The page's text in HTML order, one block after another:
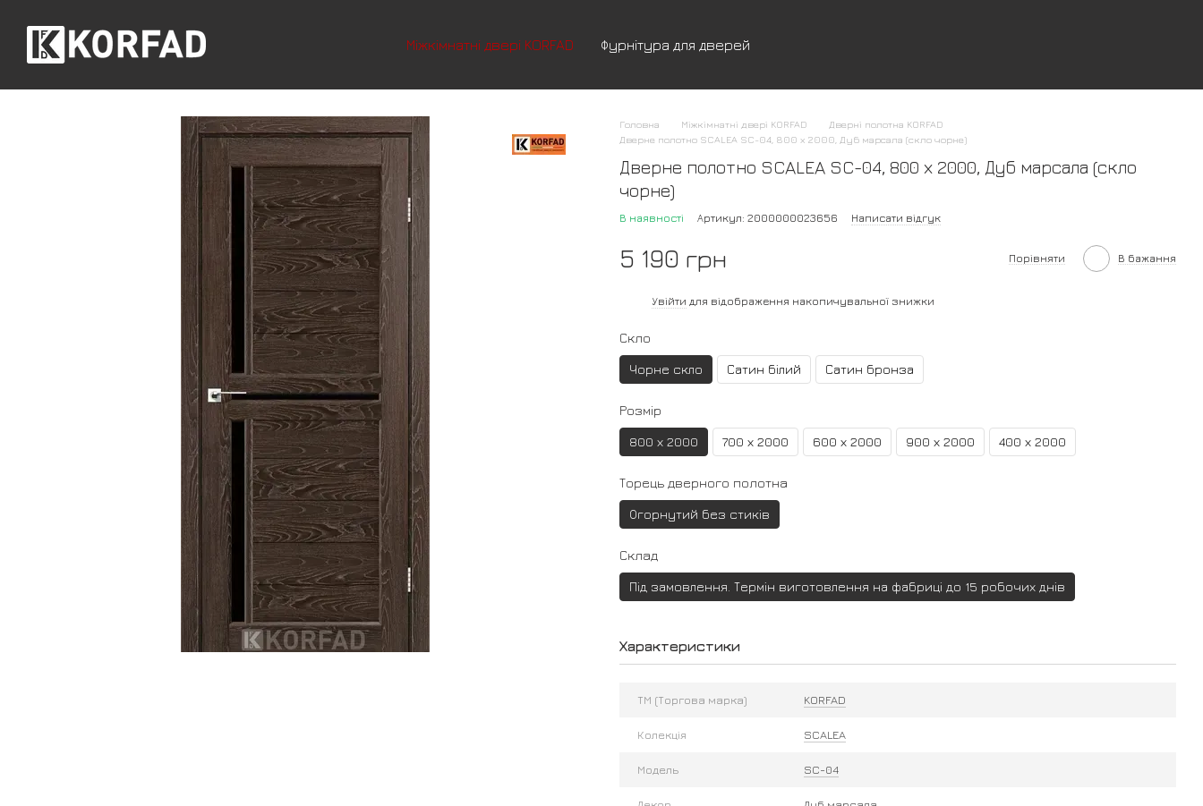
Міжкімнатні двері KORFAD Фурнітура для дверей
Головна Міжкімнатні двері KORFAD
Дверні полотна KORFAD
Дверне полотно SCALEA SC-04, 800 х 2000, Дуб марсала (скло чорне)
Дверне полотно SCALEA SC-04, 800 х 2000, Дуб марсала (скло
чорне)
В наявності Артикул: 2000000023656 Написати відгук
5 190 грн Порівняти В бажання
Увійти для відображення накопичувальної знижки
Скло
Чорне скло Сатин білий Сатин бронза
Розмір
800 х 2000 700 х 2000 600 х 2000 900 х 2000 400 х 2000
Торець дверного полотна
Огорнутий без стиків
Склад
Під замовлення. Термін виготовлення на фабриці до 15 робочих днів
Характеристики
ТМ (Торгова марка) KORFAD
Колекція SCALEA
Модель SC-04